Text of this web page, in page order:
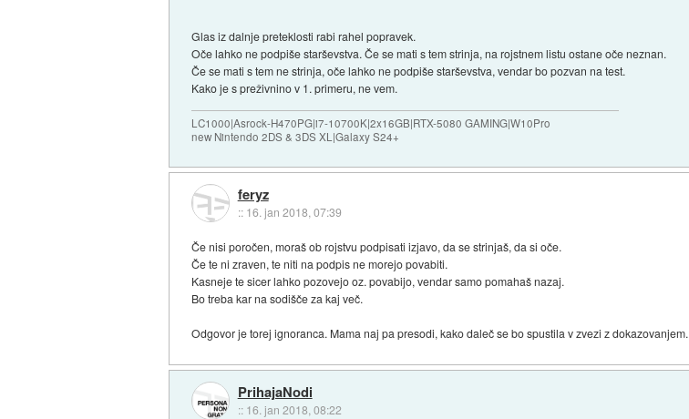
Glas iz dalnje preteklosti rabi rahel popravek.
Oče lahko ne podpiše starševstva. Če se mati s tem strinja, na rojstnem listu ostane oče neznan.
Če se mati s tem ne strinja, oče lahko ne podpiše starševstva, vendar bo pozvan na test.
Kako je s preživnino v 1. primeru, ne vem.
LC1000|Asrock-H470PG|i7-10700K|2x16GB|RTX-5080 GAMING|W10Pro
new Nintendo 2DS & 3DS XL|Galaxy S24+
feryz
:: 16. jan 2018, 07:39
Če nisi poročen, moraš ob rojstvu podpisati izjavo, da se strinjaš, da si oče.
Če te ni zraven, te niti na podpis ne morejo povabiti.
Kasneje te sicer lahko pozovejo oz. povabijo, vendar samo pomahaš nazaj.
Bo treba kar na sodišče za kaj več.
Odgovor je torej ignoranca. Mama naj pa presodi, kako daleč se bo spustila v zvezi z dokazovanjem.
PrihajaNodi
:: 16. jan 2018, 08:22